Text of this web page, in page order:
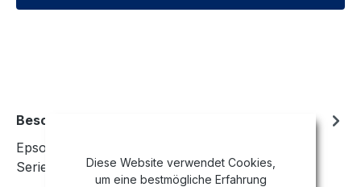
Beschreibung
Epson LQ 630|Epson LQ 630 S|Epson LQ 630
Series|Epson LQ 630 USB
Diese Website verwendet Cookies,
um eine bestmögliche Erfahrung